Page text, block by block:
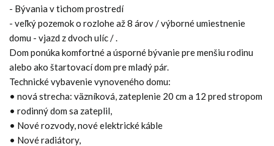
- Bývania v tichom prostredí
- veľký pozemok o rozlohe až 8 árov / výborné umiestnenie
domu - vjazd z dvoch ulíc / .
Dom ponúka komfortné a úsporné bývanie pre menšiu rodinu
alebo ako štartovací dom pre mladý pár.
Technické vybavenie vynoveného domu:
• nová strecha: väzníková, zateplenie 20 cm a 12 pred stropom
• rodinný dom sa zateplil,
• Nové rozvody, nové elektrické káble
• Nové radiátory,